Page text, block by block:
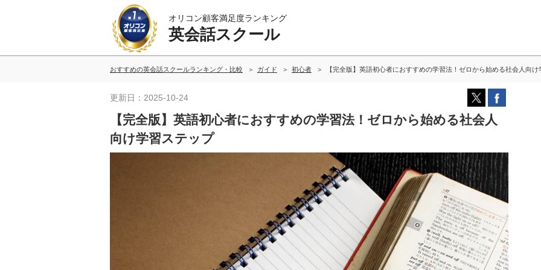
オリコン顧客満足度ランキング
英会話スクール
おすすめの英会話スクールランキング・比較 ガイド 初心者 【完全版】英語初心者におすすめの学習法！ゼロから始める社会人向け
更新日：2025-10-24
【完全版】英語初心者におすすめの学習法！ゼロから始める社会人
向け学習ステップ